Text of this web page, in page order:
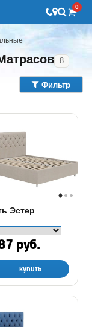
0
8
Фильтр
Эстер
руб.
купить